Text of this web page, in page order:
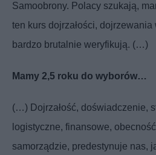
Samoobrony. Polacy szukają,
ten kurs dojrzałości,
bardzo brutalnie weryfikują. (…)
Mamy 2,5 roku do wyborów…
(…) Dojrzałość, doświadczenie,
logistyczne, finansowe,
samorządzie, predestynuje nas,